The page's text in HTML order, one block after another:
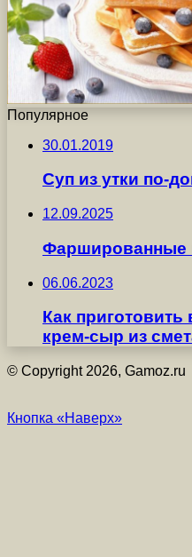
Популярное
30.01.2019
Суп из утки по-
12.09.2025
Фаршированные
06.06.2023
Как
крем-сыр из
© Copyright 2026, Gamoz.ru
Кнопка «Наверх»